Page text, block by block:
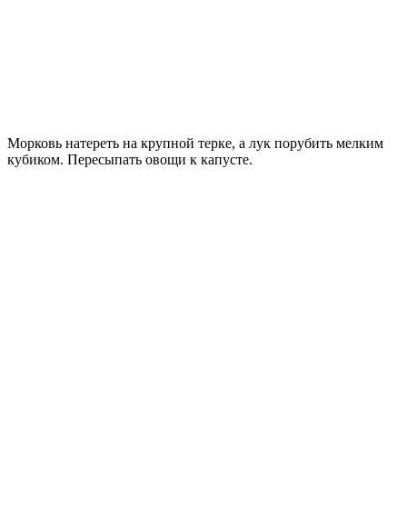
Морковь натереть на крупной терке, а лук порубить мелким
кубиком. Пересыпать овощи к капусте.